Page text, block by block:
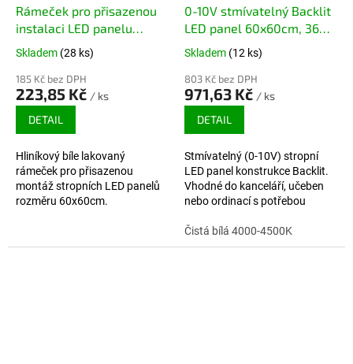
Rámeček pro přisazenou
instalaci LED panelu
60x60cm, bílý
Skladem (28 ks)
185 Kč bez DPH
223,85 Kč / ks
DETAIL
Hliníkový bíle lakovaný
rámeček pro přisazenou
montáž stropních LED panelů
rozměru 60x60cm.
0-10V stmívatelný Backlit
LED panel 60x60cm, 36W,
110lm/W, 3960lm
Skladem (12 ks)
803 Kč bez DPH
971,63 Kč / ks
DETAIL
Stmívatelný (0-10V) stropní
LED panel konstrukce Backlit.
Vhodné do kanceláří, učeben
nebo ordinací s potřebou
cena/výkon. Záruka 5 let.
Čistá bílá 4000-4500K